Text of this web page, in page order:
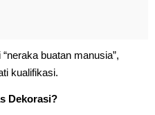
buatan manusia”,
kualifikasi.
Dekorasi?